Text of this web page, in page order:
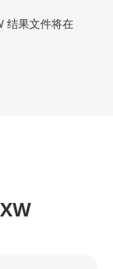
结果文件将在